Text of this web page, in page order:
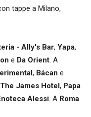
tappe a Milano,
- Ally's Bar, Yapa,
e Da Orient. A
, Bácan e
The James Hotel, Papa
Alessi. A Roma